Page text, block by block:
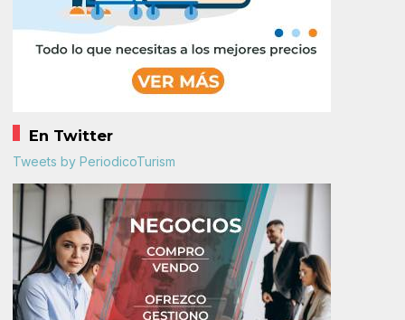
En Twitter
Tweets by PeriodicoTurism